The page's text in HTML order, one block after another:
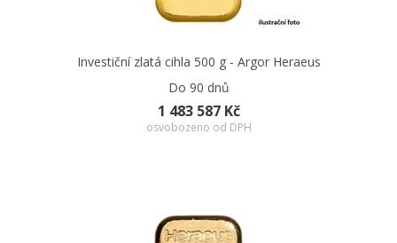
Investiční zlatá cihla 500 g - Argor Heraeus
Do 90 dnů
1 483 587 Kč
osvobozeno od DPH